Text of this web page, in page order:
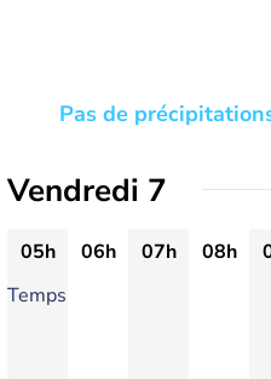
Pas de
Vendredi 7
05h 06h 07h 08h
Temps